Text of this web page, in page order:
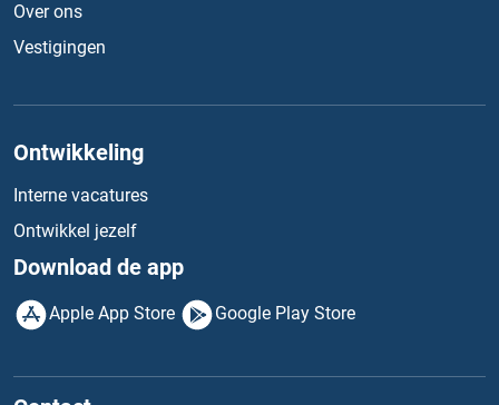
Over ons
Vestigingen
Ontwikkeling
Interne vacatures
Ontwikkel jezelf
Download de app
Apple App Store Google Play Store